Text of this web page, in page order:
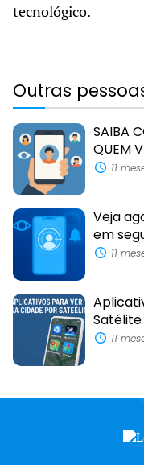
tecnológico.
Outras
SAIBA
QUEM
11
Veja
em
11
Satélite
11